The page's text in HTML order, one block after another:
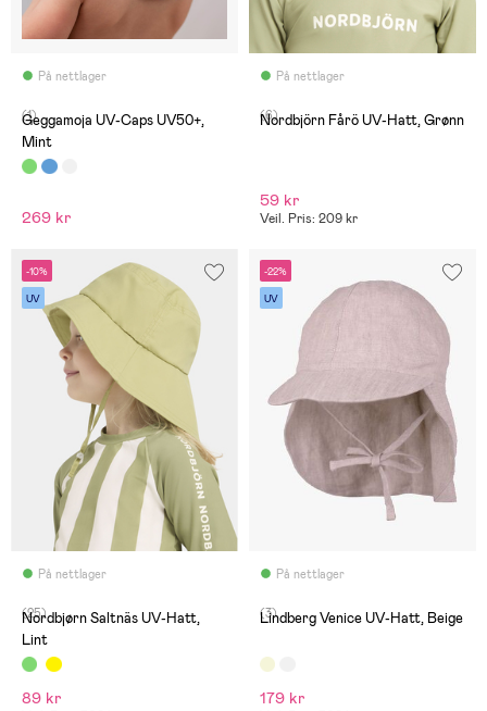
På nettlager
(1)
Geggamoja UV-Caps UV50+,
Mint
269 kr
På nettlager
(6)
Nordbjörn Fårö UV-Hatt, Grønn
59 kr
Veil. Pris: 209 kr
-10%
UV
På nettlager
(25)
Nordbjørn Saltnäs UV-Hatt,
Lint
89 kr
-22%
UV
På nettlager
(3)
Lindberg Venice UV-Hatt, Beige
179 kr